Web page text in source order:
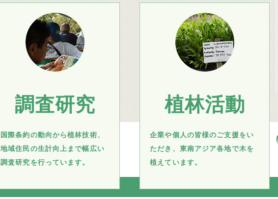
調査研究
国際条約の動向から植林技術、
地域住民の生計向上まで幅広い
調査研究を行っています。
植林活動
企業や個人の皆様のご支援をい
ただき、東南アジア各地で木を
植えています。